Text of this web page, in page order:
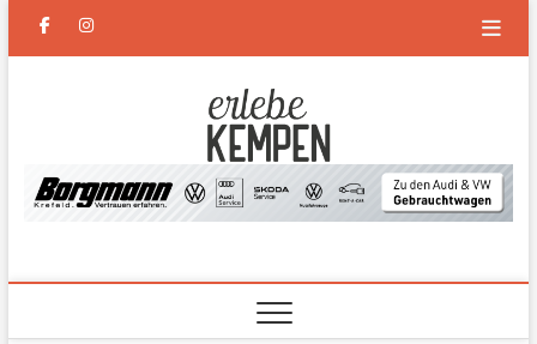
facebookinstagram
Kempen